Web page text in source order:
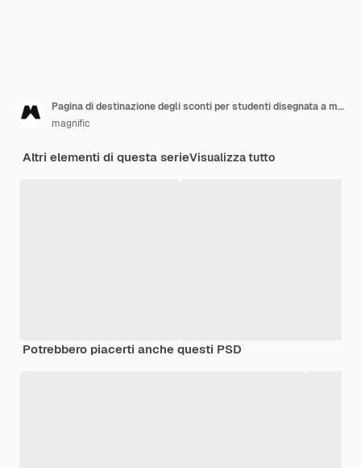
Pagina di destinazione degli sconti per studenti disegnata a mano
magnific
Altri elementi di questa serieVisualizza tutto
Potrebbero piacerti anche questi PSD